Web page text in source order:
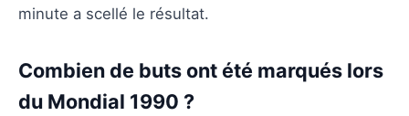
minute a scellé le résultat.
Combien de buts ont été marqués lors
du Mondial 1990 ?